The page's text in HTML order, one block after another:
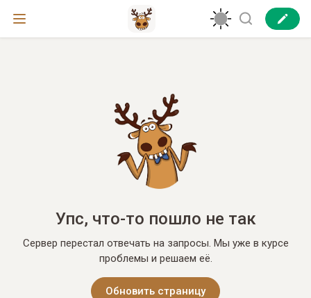
Упс, что-то пошло не так
Сервер перестал отвечать на запросы. Мы уже в курсе
проблемы и решаем её.
Обновить страницу